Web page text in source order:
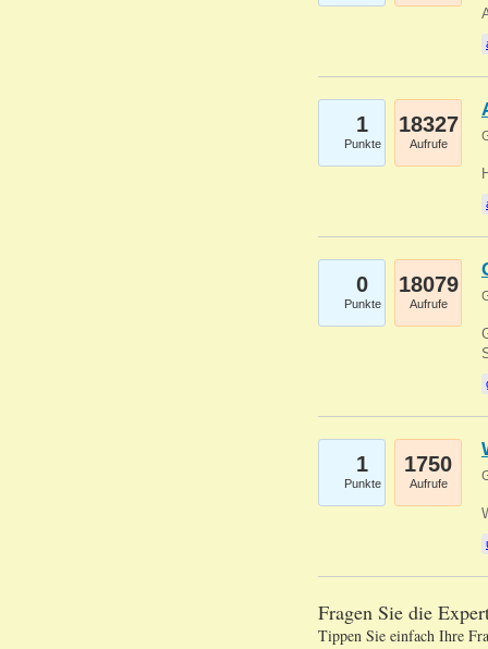
1
Punkte
18327
Aufrufe
0
Punkte
18079
Aufrufe
1
Punkte
1750
Aufrufe
Fragen Sie die
Tippen Sie einfach Ihre